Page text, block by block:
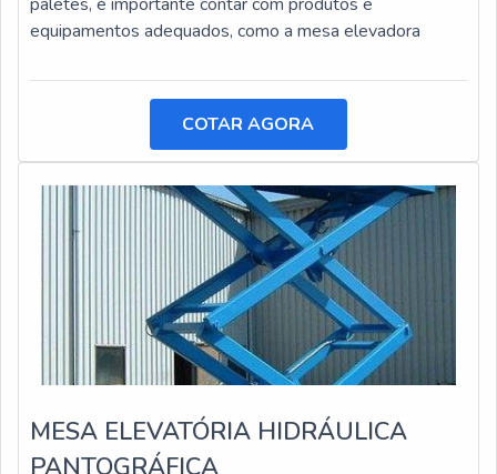
equipamentos adequados, como a mesa elevadora
COTAR AGORA
MESA ELEVATÓRIA HIDRÁULICA
PANTOGRÁFICA